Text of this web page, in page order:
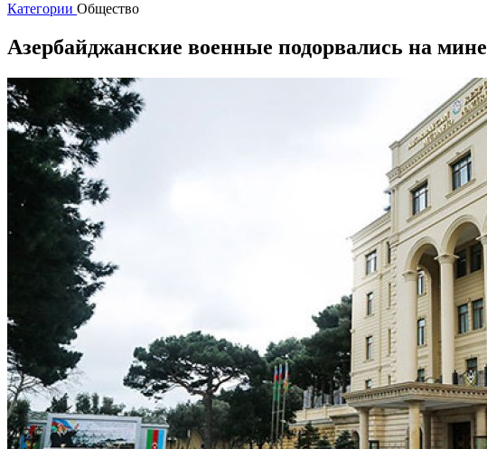
Категории Общество
Азербайджанские военные подорвались на мине